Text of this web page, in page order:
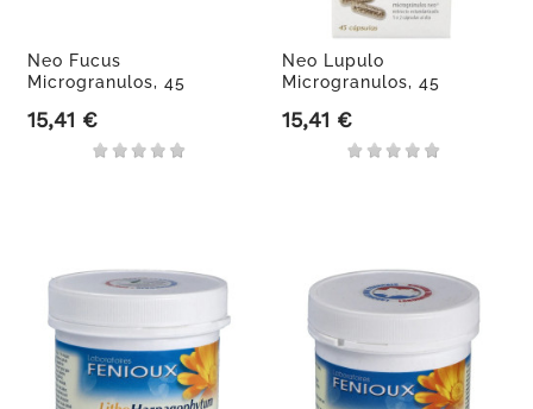
Neo Fucus
Microgranulos, 45
Precio
15,41 €
Neo Lupulo
Microgranulos, 45
Precio
15,41 €